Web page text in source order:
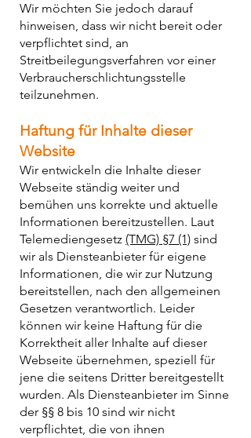
Wir möchten Sie jedoch darauf
hinweisen, dass wir nicht bereit oder
verpflichtet sind, an
Streitbeilegungsverfahren vor einer
Verbraucherschlichtungsstelle
teilzunehmen.
Haftung für Inhalte dieser
Website
Wir entwickeln die Inhalte dieser
Webseite ständig weiter und
bemühen uns korrekte und aktuelle
Informationen bereitzustellen. Laut
Telemediengesetz (TMG) §7 (1) sind
wir als Diensteanbieter für eigene
Informationen, die wir zur Nutzung
bereitstellen, nach den allgemeinen
Gesetzen verantwortlich. Leider
können wir keine Haftung für die
Korrektheit aller Inhalte auf dieser
Webseite übernehmen, speziell für
jene die seitens Dritter bereitgestellt
wurden. Als Diensteanbieter im Sinne
der §§ 8 bis 10 sind wir nicht
verpflichtet, die von ihnen